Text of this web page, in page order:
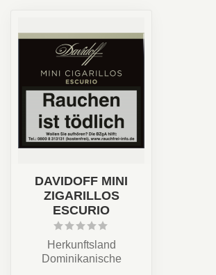
DAVIDOFF MINI
ZIGARILLOS
ESCURIO
Herkunftsland
Dominikanische